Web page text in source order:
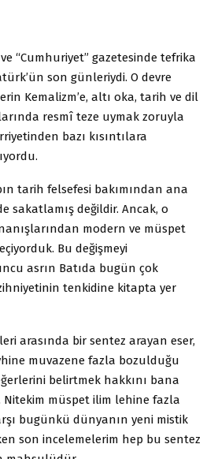
ve “Cumhuriyet” gazetesinde tefrika
son günleriydi. O devre
Kemalizm’e, altı oka, tarih ve dil
resmî teze uymak zoruyla
bazı kısıntılara
tarih felsefesi bakımından ana
sakatlamış değildir. Ancak, o
modern ve müspet
Bu değişmeyi
asrın Batıda bugün çok
tenkidine kitapta yer
arasında bir sentez arayan eser,
muvazene fazla bozulduğu
belirtmek hakkını bana
müspet ilim lehine fazla
bugünkü dünyanın yeni mistik
son incelemelerim hep bu sentez